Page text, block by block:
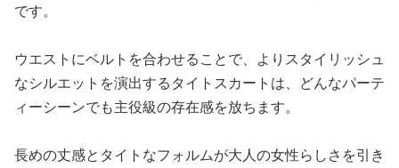
です。
ウエストにベルトを合わせることで、よりスタイリッシュ
なシルエットを演出するタイトスカートは、どんなパーテ
ィーシーンでも主役級の存在感を放ちます。
長めの丈感とタイトなフォルムが大人の女性らしさを引き